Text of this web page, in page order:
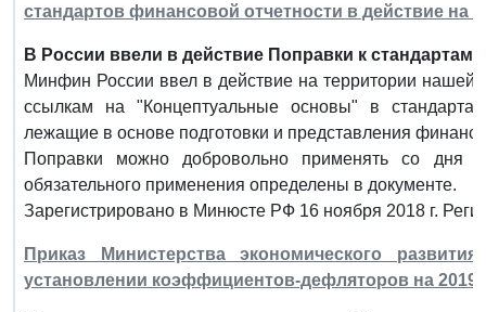
стандартов финансовой отчетности в действие на
В России ввели в действие Поправки к
Минфин России ввел в действие на территории
ссылкам на "Концептуальные основы" в
лежащие в основе подготовки и представления
Поправки можно добровольно применять со дня
обязательного применения определены в документе.
Зарегистрировано в Минюсте РФ 16 ноября 2018 г.
Приказ Министерства экономического
установлении коэффициентов-дефляторов на 2019